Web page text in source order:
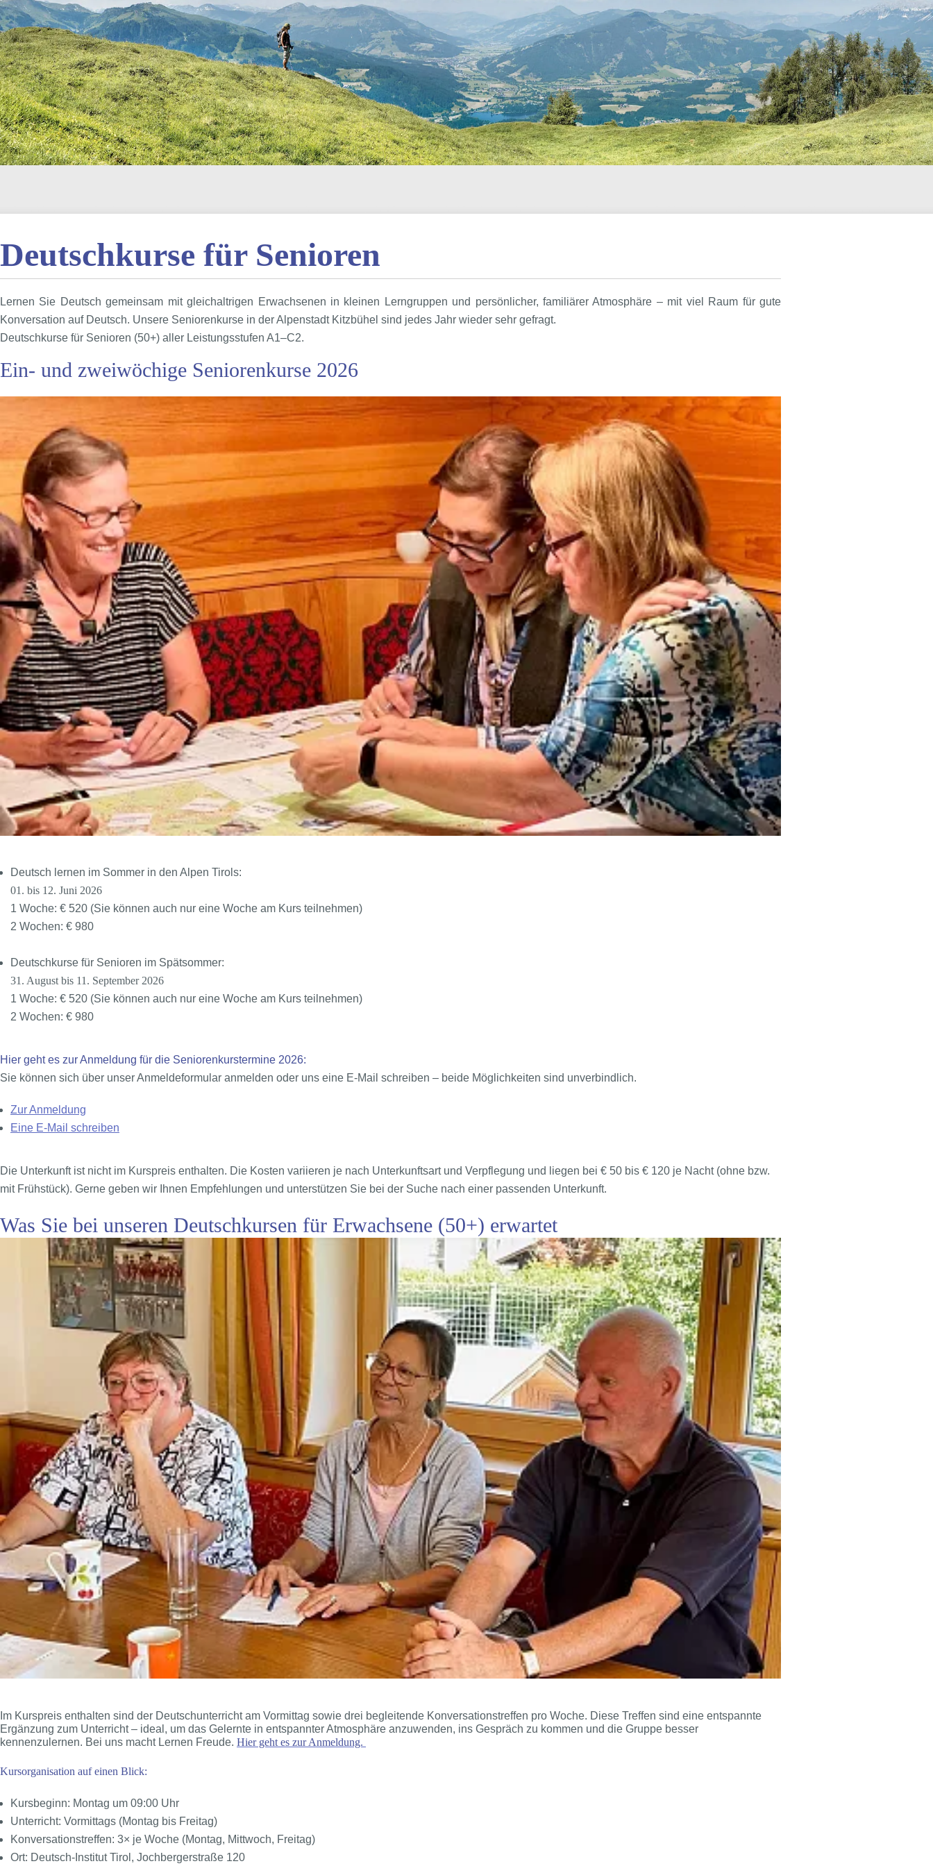
Deutschkurse für Senioren
Lernen Sie Deutsch gemeinsam mit gleichaltrigen Erwachsenen in kleinen Lerngruppen und persönlicher, familiärer Atmosphäre – mit viel Raum für gute
Konversation auf Deutsch. Unsere Seniorenkurse in der Alpenstadt Kitzbühel sind jedes Jahr wieder sehr gefragt.
Deutschkurse für Senioren (50+) aller Leistungsstufen A1–C2.
Ein- und zweiwöchige Seniorenkurse 2026
Deutsch lernen im Sommer in den Alpen Tirols:
01. bis 12. Juni 2026
1 Woche: € 520 (Sie können auch nur eine Woche am Kurs teilnehmen)
2 Wochen: € 980
Deutschkurse für Senioren im Spätsommer:
31. August bis 11. September 2026
1 Woche: € 520 (Sie können auch nur eine Woche am Kurs teilnehmen)
2 Wochen: € 980
Hier geht es zur Anmeldung für die Seniorenkurstermine 2026:
Sie können sich über unser Anmeldeformular anmelden oder uns eine E-Mail schreiben – beide Möglichkeiten sind unverbindlich.
Zur Anmeldung
Eine E-Mail schreiben
Die Unterkunft ist nicht im Kurspreis enthalten. Die Kosten variieren je nach Unterkunftsart und Verpflegung und liegen bei € 50 bis € 120 je Nacht (ohne bzw.
mit Frühstück). Gerne geben wir Ihnen Empfehlungen und unterstützen Sie bei der Suche nach einer passenden Unterkunft.
Was Sie bei unseren Deutschkursen für Erwachsene (50+) erwartet
Im Kurspreis enthalten sind der Deutschunterricht am Vormittag sowie drei begleitende Konversationstreffen pro Woche. Diese Treffen sind eine entspannte
Ergänzung zum Unterricht – ideal, um das Gelernte in entspannter Atmosphäre anzuwenden, ins Gespräch zu kommen und die Gruppe besser
kennenzulernen. Bei uns macht Lernen Freude. Hier geht es zur Anmeldung.
Kursorganisation auf einen Blick:
Kursbeginn: Montag um 09:00 Uhr
Unterricht: Vormittags (Montag bis Freitag)
Konversationstreffen: 3× je Woche (Montag, Mittwoch, Freitag)
Ort: Deutsch-Institut Tirol, Jochbergerstraße 120